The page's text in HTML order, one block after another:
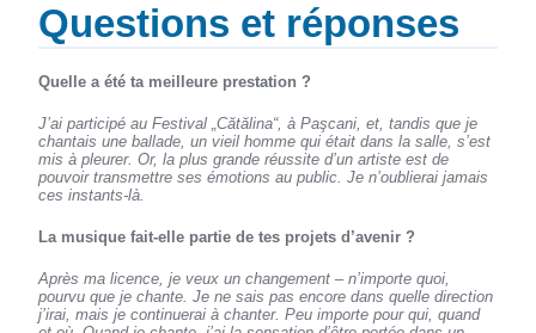
Questions et réponses
Quelle a été ta meilleure prestation ?
J’ai participé au Festival „Cătălina“, à Paşcani, et, tandis que je
chantais une ballade, un vieil homme qui était dans la salle, s’est
mis à pleurer. Or, la plus grande réussite d’un artiste est de
pouvoir transmettre ses émotions au public. Je n’oublierai jamais
ces instants-là.
La musique fait-elle partie de tes projets d’avenir ?
Après ma licence, je veux un changement – n’importe quoi,
pourvu que je chante. Je ne sais pas encore dans quelle direction
j’irai, mais je continuerai à chanter. Peu importe pour qui, quand